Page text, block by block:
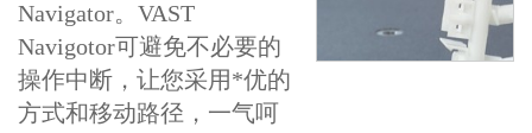
Navigator。VAST
Navigotor可避免不必要的
操作中断，让您采用*优的
方式和移动路径，一气呵